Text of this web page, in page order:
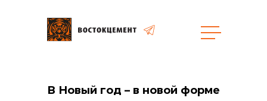
Закупки
В Новый год – в новой форме